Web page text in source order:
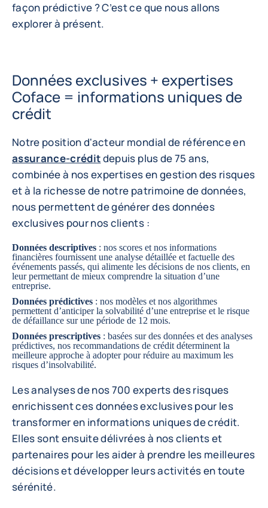
façon prédictive ? C’est ce que nous allons
explorer à présent.
Données exclusives + expertises
Coface = informations uniques de
crédit
Notre position d'acteur mondial de référence en
assurance-créditdepuis plus de 75 ans,
combinée à nos expertises en gestion des risques
et à la richesse de notre patrimoine de données,
nous permettent de générer des données
exclusives pour nos clients :
Données descriptives : nos scores et nos informations
financières fournissent une analyse détaillée et factuelle des
événements passés, qui alimente les décisions de nos clients, en
leur permettant de mieux comprendre la situation d’une
entreprise.
Données prédictives : nos modèles et nos algorithmes
permettent d’anticiper la solvabilité d’une entreprise et le risque
de défaillance sur une période de 12 mois.
Données prescriptives : basées sur des données et des analyses
prédictives, nos recommandations de crédit déterminent la
meilleure approche à adopter pour réduire au maximum les
risques d’insolvabilité.
Les analyses de nos 700 experts des risques
enrichissent ces données exclusives pour les
transformer en informations uniques de crédit.
Elles sont ensuite délivrées à nos clients et
partenaires pour les aider à prendre les meilleures
décisions et développer leurs activités en toute
sérénité.